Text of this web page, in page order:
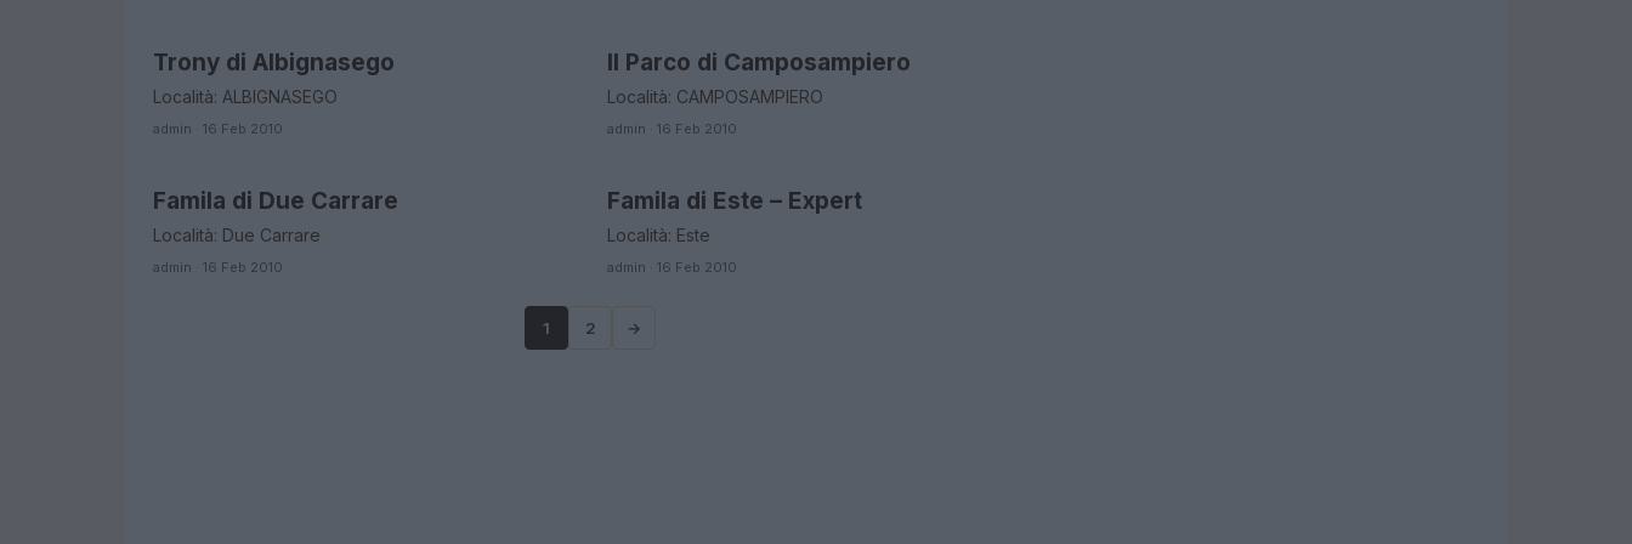
ORARI DI APERTURA NEGOZI
Trony di Albignasego
Località: ALBIGNASEGO
admin · 16 Feb 2010
ORARI DI APERTURA NEGOZI
Il Parco di Camposampiero
Località: CAMPOSAMPIERO
admin · 16 Feb 2010
ORARI DI APERTURA NEGOZI
Famila di Due Carrare
Località: Due Carrare
admin · 16 Feb 2010
ORARI DI APERTURA NEGOZI
Famila di Este – Expert
Località: Este
admin · 16 Feb 2010
1 2 →